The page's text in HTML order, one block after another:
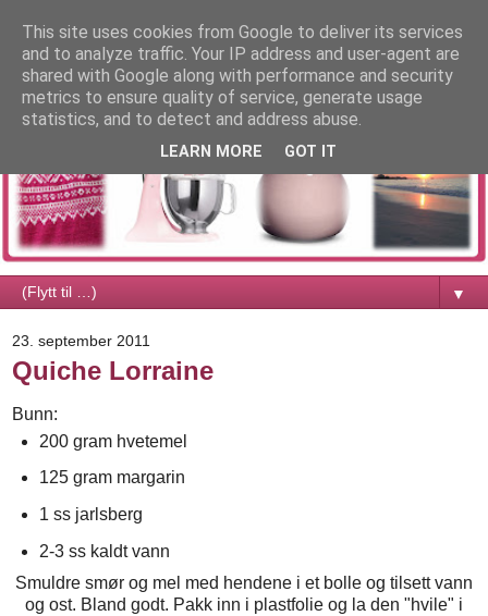
▼
23. september 2011
Quiche Lorraine
Bunn:
200 gram hvetemel
125 gram margarin
1 ss jarlsberg
2-3 ss kaldt vann
Smuldre smør og mel med hendene i et bolle og tilsett vann
og ost. Bland godt. Pakk inn i plastfolie og la den "hvile" i
This site uses cookies from Google to deliver its services
and to analyze traffic. Your IP address and user-agent are
shared with Google along with performance and security
metrics to ensure quality of service, generate usage
statistics, and to detect and address abuse.
LEARN MORE GOT IT